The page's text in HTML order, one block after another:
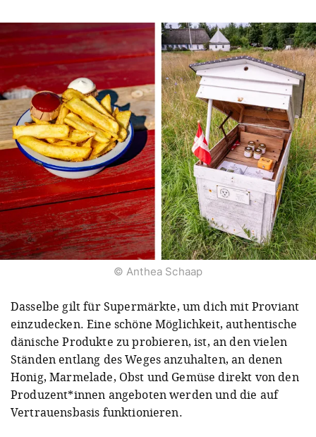
© Anthea Schaap
Dasselbe gilt für Supermärkte, um dich mit Proviant
einzudecken. Eine schöne Möglichkeit, authentische
dänische Produkte zu probieren, ist, an den vielen
Ständen entlang des Weges anzuhalten, an denen
Honig, Marmelade, Obst und Gemüse direkt von den
Produzent*innen angeboten werden und die auf
Vertrauensbasis funktionieren.